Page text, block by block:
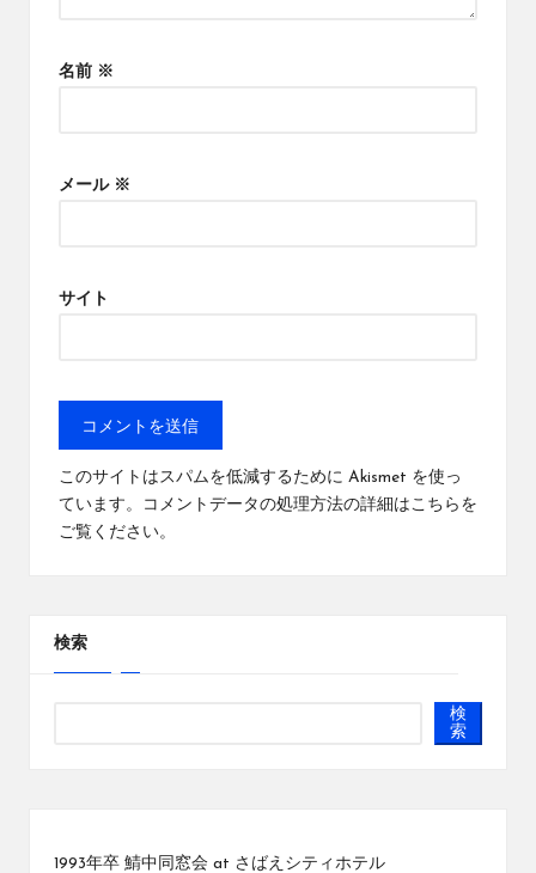
名前 ※
メール ※
サイト
このサイトはスパムを低減するために Akismet を使っ
ています。
コメントデータの処理方法の詳細はこちらを
ご覧ください。
検索
検
索
1993年卒 鯖中同窓会 at さばえシティホテル